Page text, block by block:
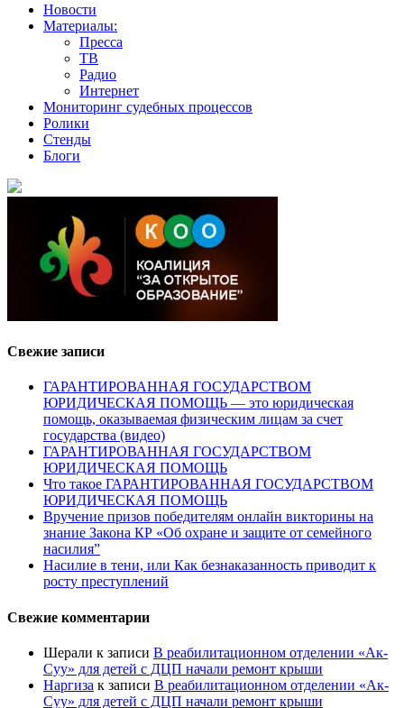
Новости
Материалы:
Пресса
ТВ
Радио
Интернет
Мониторинг судебных процессов
Ролики
Стенды
Блоги
Свежие записи
ГАРАНТИРОВАННАЯ ГОСУДАРСТВОМ
ЮРИДИЧЕСКАЯ ПОМОЩЬ — это юридическая
помощь, оказываемая физическим лицам за счет
государства (видео)
ГАРАНТИРОВАННАЯ ГОСУДАРСТВОМ
ЮРИДИЧЕСКАЯ ПОМОЩЬ
Что такое ГАРАНТИРОВАННАЯ ГОСУДАРСТВОМ
ЮРИДИЧЕСКАЯ ПОМОЩЬ
Вручение призов победителям онлайн викторины на
знание Закона КР «Об охране и защите от семейного
насилия”
Насилие в тени, или Как безнаказанность приводит к
росту преступлений
Свежие комментарии
Шерали к записи В реабилитационном отделении «Ак-
Суу» для детей с ДЦП начали ремонт крыши
Наргиза к записи В реабилитационном отделении «Ак-
Суу» для детей с ДЦП начали ремонт крыши